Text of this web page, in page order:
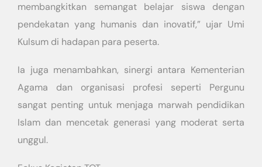
membangkitkan semangat belajar siswa dengan
pendekatan yang humanis dan inovatif,” ujar Umi
Kulsum di hadapan para peserta.
​Ia juga menambahkan, sinergi antara Kementerian
Agama dan organisasi profesi seperti Pergunu
sangat penting untuk menjaga marwah pendidikan
Islam dan mencetak generasi yang moderat serta
unggul.